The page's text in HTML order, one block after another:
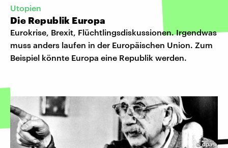
Utopien
Die Republik Europa
Eurokrise, Brexit, Flüchtlingsdiskussionen. Irgendwas
muss anders laufen in der Europäischen Union. Zum
Beispiel könnte Europa eine Republik werden.
©dpa